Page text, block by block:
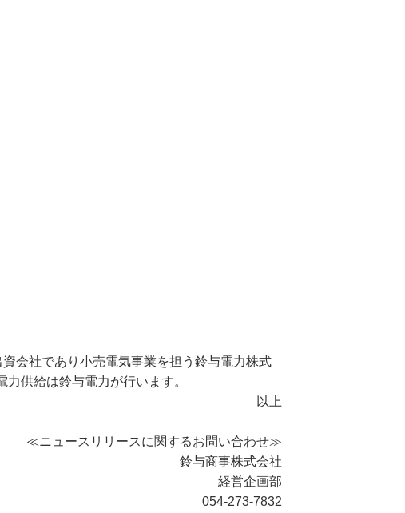
会社であり小売電気事業を担う鈴与電力株式
供給は鈴与電力が行います。
以上
≪ニュースリリースに関するお問い合わせ≫
鈴与商事株式会社
経営企画部
054-273-7832